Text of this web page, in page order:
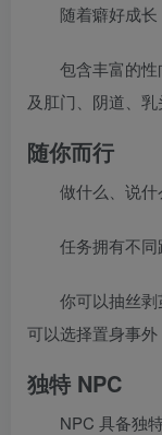
随着癖好成长
包含丰富的
及肛门、阴道、乳
随你而行
做什么、说什
任务拥有不同
你可以抽丝
可以选择置身事外
独特 NPC
NPC 具备独